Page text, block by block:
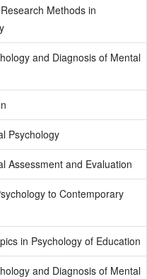
Methods in
and Diagnosis of Mental
Psychology
Assessment and Evaluation
to Contemporary
in Psychology of Education
and Diagnosis of Mental